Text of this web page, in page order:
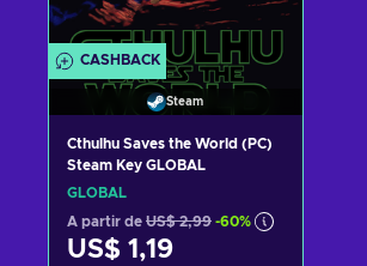
CASHBACK
Steam
Cthulhu Saves the World (PC)
Steam Key GLOBAL
GLOBAL
A partir de US$ 2,99 -60%
US$ 1,19